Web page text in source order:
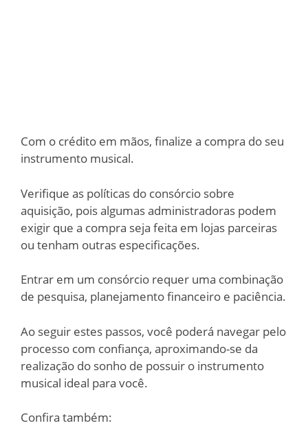
Com o crédito em mãos, finalize a compra do seu
instrumento musical.
Verifique as políticas do consórcio sobre
aquisição, pois algumas administradoras podem
exigir que a compra seja feita em lojas parceiras
ou tenham outras especificações.
Entrar em um consórcio requer uma combinação
de pesquisa, planejamento financeiro e paciência.
Ao seguir estes passos, você poderá navegar pelo
processo com confiança, aproximando-se da
realização do sonho de possuir o instrumento
musical ideal para você.
Confira também: